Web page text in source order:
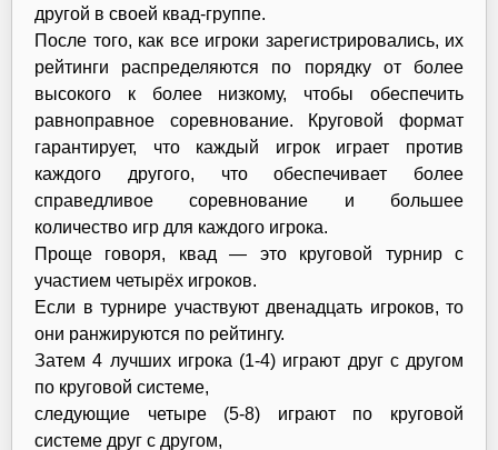
другой в своей квад-группе.
После того, как все игроки зарегистрировались, их
рейтинги распределяются по порядку от более
высокого к более низкому, чтобы обеспечить
равноправное соревнование. Круговой формат
гарантирует, что каждый игрок играет против
каждого другого, что обеспечивает более
справедливое соревнование и большее
количество игр для каждого игрока.
Проще говоря, квад — это круговой турнир с
участием четырёх игроков.
Если в турнире участвуют двенадцать игроков, то
они ранжируются по рейтингу.
Затем 4 лучших игрока (1-4) играют друг с другом
по круговой системе,
следующие четыре (5-8) играют по круговой
системе друг с другом,